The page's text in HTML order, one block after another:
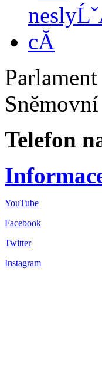
Telefon
YouTube
Facebook
Twitter
Instagram